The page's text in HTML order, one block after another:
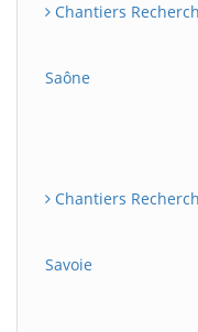
Chantiers
Saône
Chantiers
Savoie